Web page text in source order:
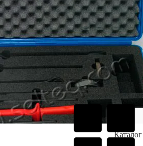
Каталог